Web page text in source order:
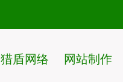
猎盾网络 网站制作